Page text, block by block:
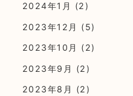
2024年1月 (2)
2023年12月 (5)
2023年10月 (2)
2023年9月 (2)
2023年8月 (2)